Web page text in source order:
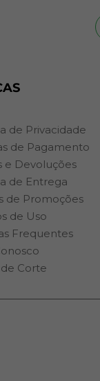
de Privacidade
de Pagamento
e Devoluções
de Entrega
de Promoções
de Uso
Frequentes
Corte